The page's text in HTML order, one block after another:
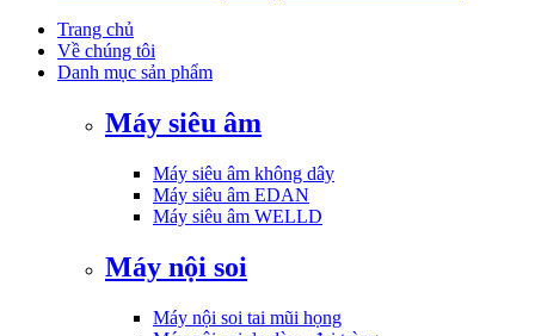
Trang chủ
Về chúng tôi
Danh mục sản phẩm
Máy siêu âm
Máy siêu âm không dây
Máy siêu âm EDAN
Máy siêu âm WELLD
Máy nội soi
Máy nội soi tai mũi họng